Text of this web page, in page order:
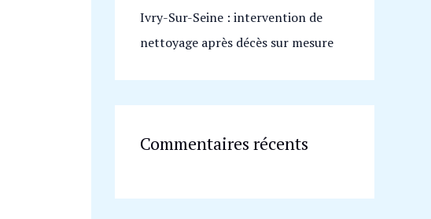
Ivry-Sur-Seine : intervention de
nettoyage après décès sur mesure
Commentaires récents